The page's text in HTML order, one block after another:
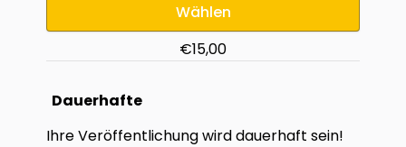
Wählen
€15,00
Dauerhafte
Ihre Veröffentlichung wird dauerhaft sein!